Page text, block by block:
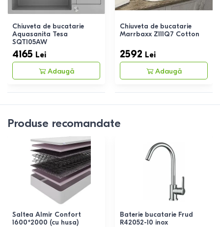
Chiuveta de bucatarie
Aquasanita Tesa
SQT105AW
4165 Lei
Adaugă
Chiuveta de bucatarie
Marrbaxx Z111Q7 Cotton
2592 Lei
Adaugă
Produse recomandate
Saltea Almir Confort
1600*2000 (cu husa)
Baterie bucatarie Frud
R42052-10 inox